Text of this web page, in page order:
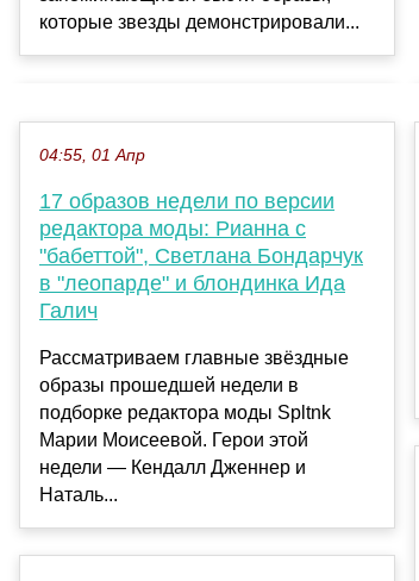
которые звезды демонстрировали...
04:55, 01 Апр
17 образов недели по версии
редактора моды: Рианна с
"бабеттой", Светлана Бондарчук
в "леопарде" и блондинка Ида
Галич
Рассматриваем главные звёздные
образы прошедшей недели в
подборке редактора моды Spltnk
Марии Моисеевой. Герои этой
недели — Кендалл Дженнер и
Наталь...